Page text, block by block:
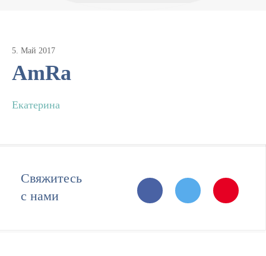
5. Май 2017
AmRa
Екатерина
Свяжитесь
с нами